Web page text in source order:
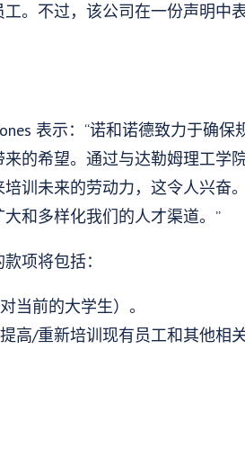
。不过，该公司在一份声明中
表示：“诺和诺德致力于确
的希望。通过与达勒姆理工学
训未来的劳动力，这令人兴奋
和多样化我们的人才渠道。”
项将包括：
当前的大学生）。
高/重新培训现有员工和其他相